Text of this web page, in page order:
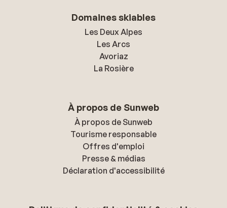
Domaines skiables
Les Deux Alpes
Les Arcs
Avoriaz
La Rosière
À propos de Sunweb
À propos de Sunweb
Tourisme responsable
Offres d'emploi
Presse & médias
Déclaration d'accessibilité